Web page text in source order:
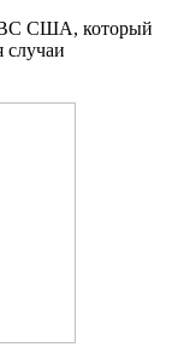
США, который
случаи